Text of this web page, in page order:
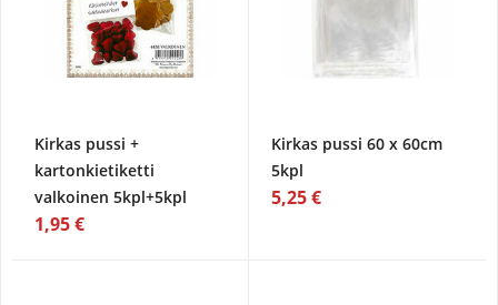
Kirkas pussi +
kartonkietiketti
valkoinen 5kpl+5kpl
1,95 €
Kirkas pussi 60 x 60cm
5kpl
5,25 €